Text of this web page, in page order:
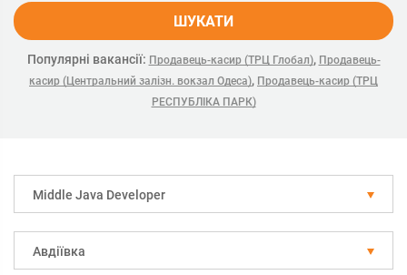
ШУКАТИ
Популярні вакансії: Продавець-касир (ТРЦ Глобал), Продавець-
касир (Центральний залізн. вокзал Одеса), Продавець-касир (ТРЦ
РЕСПУБЛІКА ПАРК)
Middle Java Developer
Авдіївка